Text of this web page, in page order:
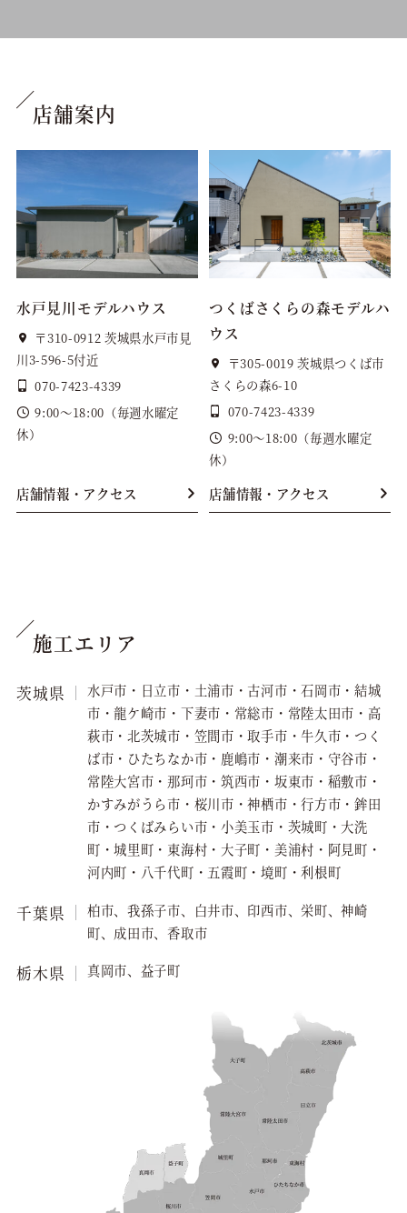
店舗案内
水戸見川モデルハウス
〒310-0912 茨城県水戸市見
川3-596-5付近
070-7423-4339
9:00～18:00（毎週水曜定
休）
店舗情報・アクセス
つくばさくらの森モデルハ
ウス
〒305-0019 茨城県つくば市
さくらの森6-10
070-7423-4339
9:00～18:00（毎週水曜定
休）
店舗情報・アクセス
施工エリア
茨城県
水戸市・日立市・土浦市・古河市・石岡市・結城
市・龍ケ崎市・下妻市・常総市・常陸太田市・高
萩市・北茨城市・笠間市・取手市・牛久市・つく
ば市・ひたちなか市・鹿嶋市・潮来市・守谷市・
常陸大宮市・那珂市・筑西市・坂東市・稲敷市・
かすみがうら市・桜川市・神栖市・行方市・鉾田
市・つくばみらい市・小美玉市・茨城町・大洗
町・城里町・東海村・大子町・美浦村・阿見町・
河内町・八千代町・五霞町・境町・利根町
千葉県
柏市、我孫子市、白井市、印西市、栄町、神崎
町、成田市、香取市
栃木県 真岡市、益子町